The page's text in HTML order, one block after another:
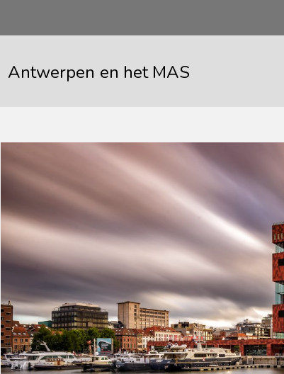
Antwerpen en het MAS